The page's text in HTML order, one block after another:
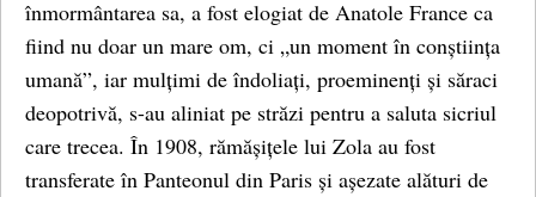
înmormântarea sa, a fost elogiat de Anatole France ca
fiind nu doar un mare om, ci „un moment în conștiința
umană”, iar mulțimi de îndoliați, proeminenți și săraci
deopotrivă, s-au aliniat pe străzi pentru a saluta sicriul
care trecea. În 1908, rămășițele lui Zola au fost
transferate în Panteonul din Paris și așezate alături de